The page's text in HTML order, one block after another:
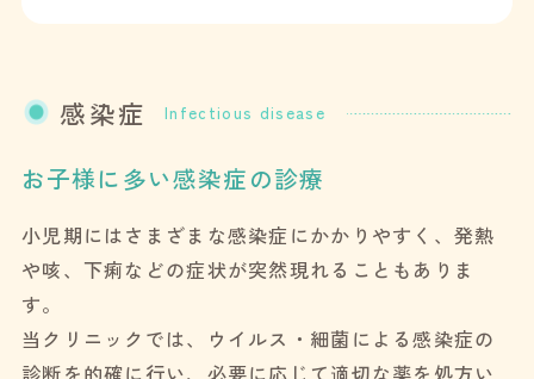
感染症 Infectious disease
お子様に多い感染症の診療
小児期にはさまざまな感染症にかかりやすく、発熱
や咳、下痢などの症状が突然現れることもありま
す。
当クリニックでは、ウイルス・細菌による感染症の
診断を的確に行い、必要に応じて適切な薬を処方い